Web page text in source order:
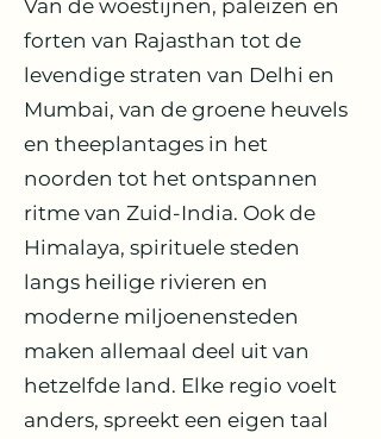
Van de woestijnen, paleizen en
forten van Rajasthan tot de
levendige straten van Delhi en
Mumbai, van de groene heuvels
en theeplantages in het
noorden tot het ontspannen
ritme van Zuid-India. Ook de
Himalaya, spirituele steden
langs heilige rivieren en
moderne miljoenensteden
maken allemaal deel uit van
hetzelfde land. Elke regio voelt
anders, spreekt een eigen taal